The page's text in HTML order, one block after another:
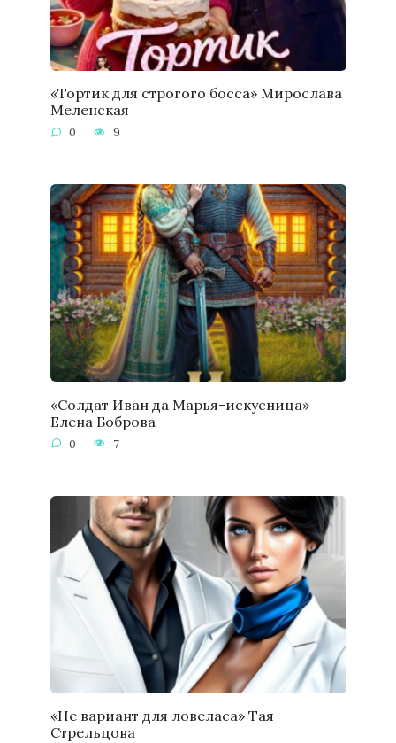
«Тортик для строгого босса» Мирослава
Меленская
0 9
«Солдат Иван да Марья-искусница»
Елена Боброва
0 7
«Не вариант для ловеласа» Тая
Стрельцова